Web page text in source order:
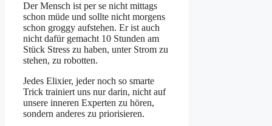
Der Mensch ist per se nicht mittags
schon müde und sollte nicht morgens
schon groggy aufstehen. Er ist auch
nicht dafür gemacht 10 Stunden am
Stück Stress zu haben, unter Strom zu
stehen, zu robotten.
Jedes Elixier, jeder noch so smarte
Trick trainiert uns nur darin, nicht auf
unsere inneren Experten zu hören,
sondern anderes zu priorisieren.